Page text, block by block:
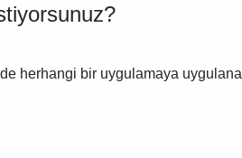
herhangi bir uygulamaya